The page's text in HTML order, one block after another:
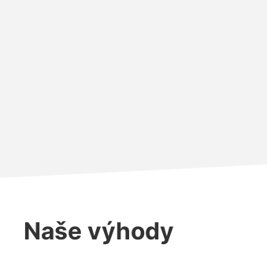
Naše výhody